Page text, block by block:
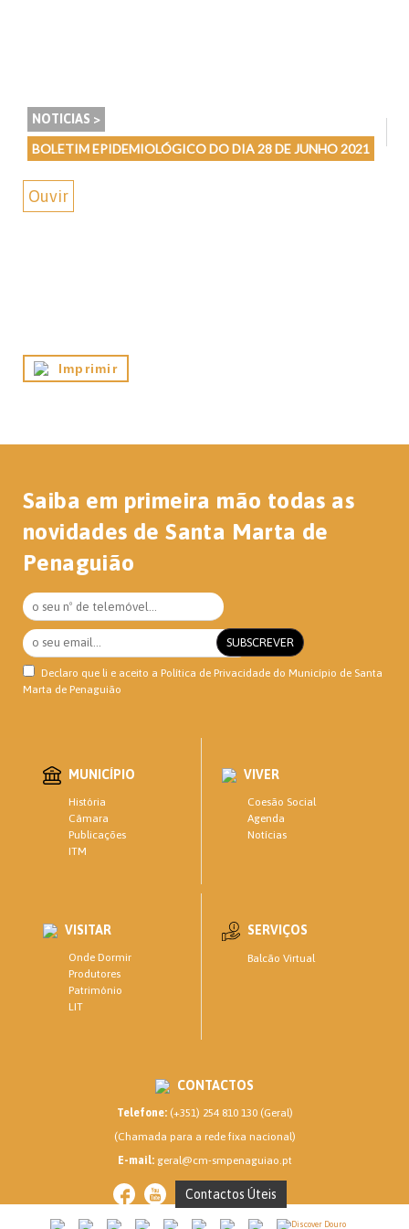
NOTICIAS >
BOLETIM EPIDEMIOLÓGICO DO DIA 28 DE JUNHO 2021
Ouvir
Imprimir
Saiba em primeira mão todas as
novidades de Santa Marta de
Penaguião
Declaro que li e aceito a Política de Privacidade do Município de Santa
Marta de Penaguião
MUNICÍPIO
História
Câmara
Publicações
ITM
VIVER
Coesão Social
Agenda
Notícias
VISITAR
Onde Dormir
Produtores
Património
LIT
SERVIÇOS
Balcão Virtual
CONTACTOS
Telefone:(+351) 254 810 130 (Geral)
(Chamada para a rede fixa nacional)
E-mail:geral@cm-smpenaguiao.pt
Contactos Úteis